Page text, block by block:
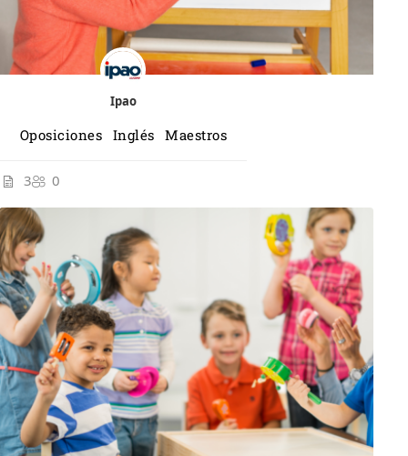
Ipao
Oposiciones Inglés Maestros
3 0